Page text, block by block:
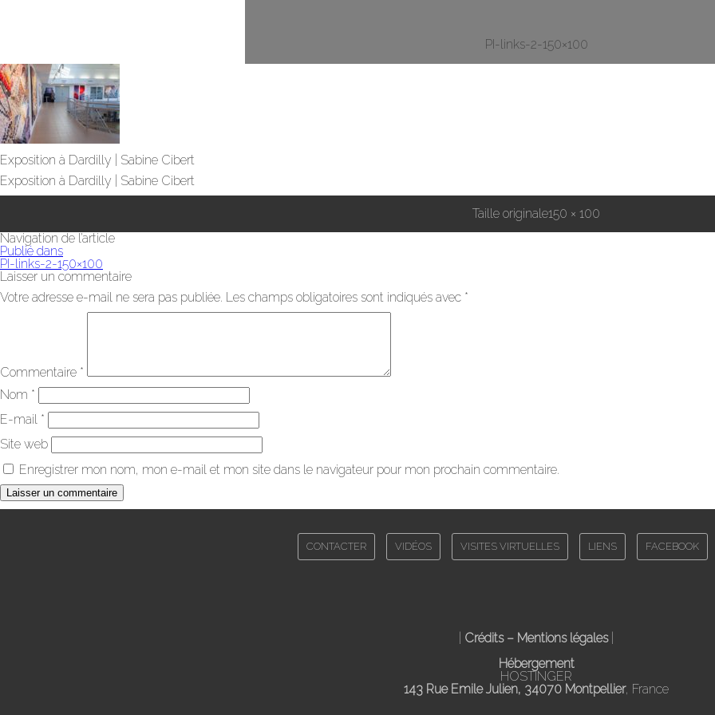
PI-links-2-150×100
Exposition à Dardilly | Sabine Cibert
Exposition à Dardilly | Sabine Cibert
Taille originale150 × 100
Navigation de l’article
Publié dans
PI-links-2-150×100
Laisser un commentaire
Votre adresse e-mail ne sera pas publiée. Les champs obligatoires sont indiqués avec *
Commentaire *
Nom *
E-mail *
Site web
Enregistrer mon nom, mon e-mail et mon site dans le navigateur pour mon prochain commentaire.
CONTACTER VIDÉOS VISITES VIRTUELLES LIENS FACEBOOK
Crédits – Mentions légales|
Hébergement
HOSTINGER
143 Rue Emile Julien, 34070 Montpellier, France